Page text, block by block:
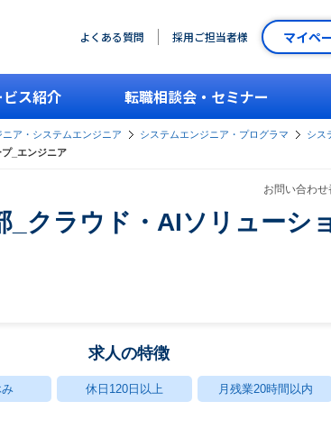
よくある質問 採用ご担当者様 マイペ
ス紹介 転職相談会・セミナー
ニア・システムエンジニア システムエンジニア・プログラマ
シス
_エンジニア
お問い合わ
_クラウド・AIソリューシ
求人の特徴
休日120日以上 月残業20時間以内